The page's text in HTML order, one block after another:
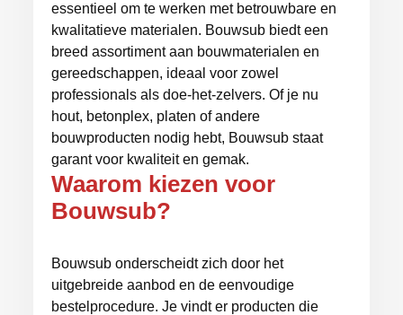
essentieel om te werken met betrouwbare en
kwalitatieve materialen. Bouwsub biedt een
breed assortiment aan bouwmaterialen en
gereedschappen, ideaal voor zowel
professionals als doe-het-zelvers. Of je nu
hout, betonplex, platen of andere
bouwproducten nodig hebt, Bouwsub staat
garant voor kwaliteit en gemak.
Waarom kiezen voor
Bouwsub?
Bouwsub onderscheidt zich door het
uitgebreide aanbod en de eenvoudige
bestelprocedure. Je vindt er producten die